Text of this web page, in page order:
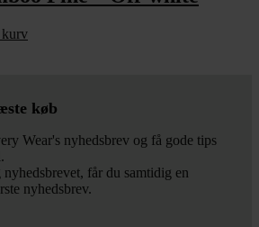
køb
Wear's nyhedsbrev og få gode tips
får du samtidig en
nyhedsbrev.